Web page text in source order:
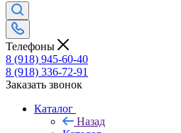
Телефоны
8 (918) 945-60-40
8 (918) 336-72-91
Заказать звонок
Каталог
Назад